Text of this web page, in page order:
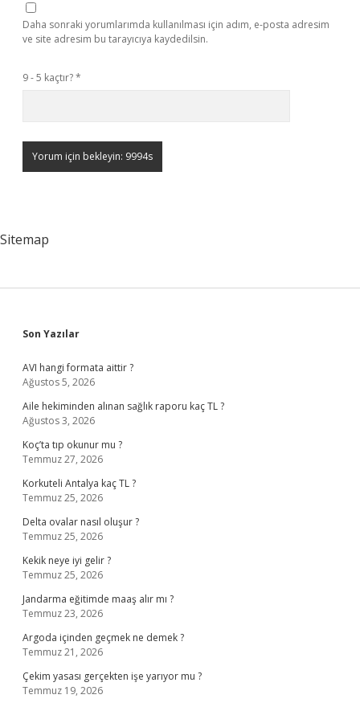
Daha sonraki yorumlarımda kullanılması için adım, e-posta adresim
ve site adresim bu tarayıcıya kaydedilsin.
9 - 5 kaçtır?*
Sitemap
Sidebar
Son Yazılar
AVI hangi formata aittir ?
Ağustos 5, 2026
Aile hekiminden alınan sağlık raporu kaç TL ?
Ağustos 3, 2026
Koç’ta tıp okunur mu ?
Temmuz 27, 2026
Korkuteli Antalya kaç TL ?
Temmuz 25, 2026
Delta ovalar nasıl oluşur ?
Temmuz 25, 2026
Kekik neye iyi gelir ?
Temmuz 25, 2026
Jandarma eğitimde maaş alır mı ?
Temmuz 23, 2026
Argoda içinden geçmek ne demek ?
Temmuz 21, 2026
Çekim yasası gerçekten işe yarıyor mu ?
Temmuz 19, 2026